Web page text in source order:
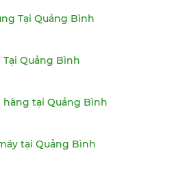
Tại Quảng Bình
Tại Quảng Bình
tại Quảng Bình
tại Quảng Bình